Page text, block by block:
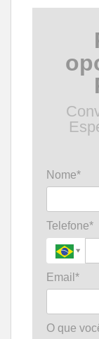
Nome*
Telefone*
Email*
O que